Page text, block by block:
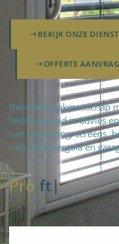
BEKIJK ONZE
OFFERTE
Bekwame vakmanschap
bedrevenheid in advies
van zonwering, screens,
rolluiken, pergola en
Pro fteam|